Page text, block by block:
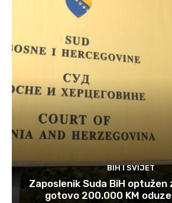
BIH I SVIJET
Zaposlenik Suda BiH
gotovo 200.000 KM